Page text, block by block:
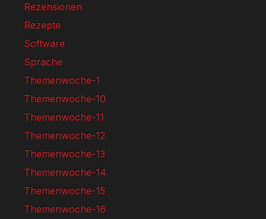
Rezensionen
Rezepte
Software
Sprache
Themenwoche-1
Themenwoche-10
Themenwoche-11
Themenwoche-12
Themenwoche-13
Themenwoche-14
Themenwoche-15
Themenwoche-16